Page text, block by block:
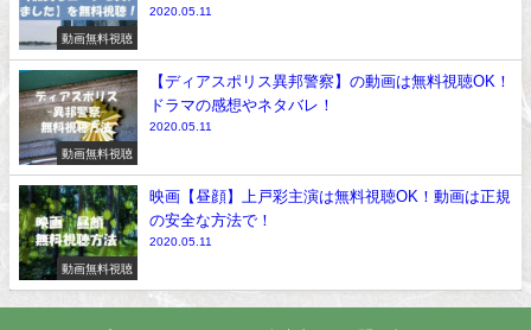
動画無料視聴
2020.05.11
動画無料視聴
【ディアスポリス異邦警察】の動画は無料視聴OK！
ドラマの感想やネタバレ！
2020.05.11
動画無料視聴
映画【昼顔】上戸彩主演は無料視聴OK！動画は正規
の安全な方法で！
2020.05.11